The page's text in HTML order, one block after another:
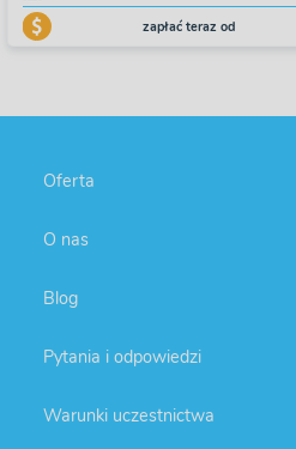
zapłać teraz od
Oferta
O nas
Blog
Pytania i odpowiedzi
Warunki uczestnictwa